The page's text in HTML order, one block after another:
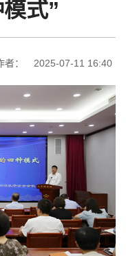
式”
者： 2025-07-11 16:40